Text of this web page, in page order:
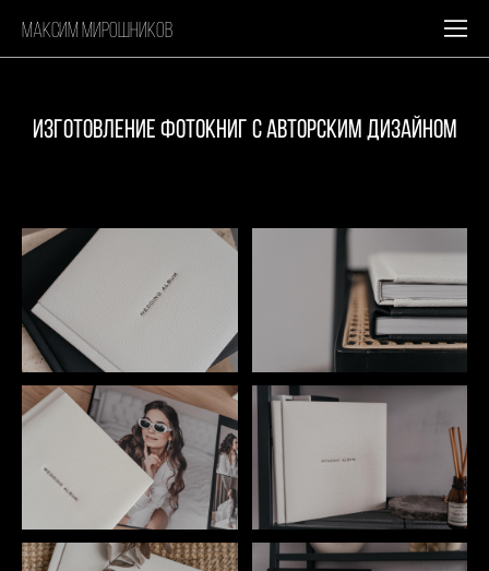
максим мирошников
ИЗГОТОВЛЕНИЕ ФОТОКНИГ с авторским дизайном